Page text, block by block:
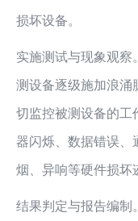
损坏设备。
实施测试与现象观察
测设备逐级施加浪涌
切监控被测设备的工
器闪烁、数据错误、
烟、异响等硬件损坏
结果判定与报告编制